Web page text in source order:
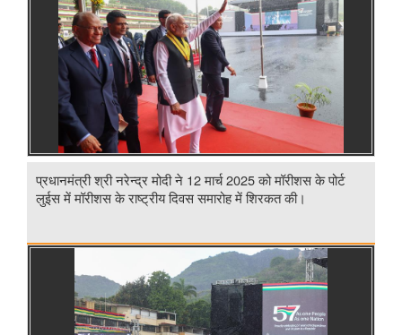
प्रधानमंत्री श्री नरेन्द्र मोदी ने 12 मार्च 2025 को मॉरीशस के पोर्ट
लुईस में मॉरीशस के राष्ट्रीय दिवस समारोह में शिरकत की।